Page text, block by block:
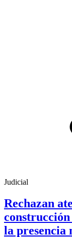
Judicial
Rechazan
la